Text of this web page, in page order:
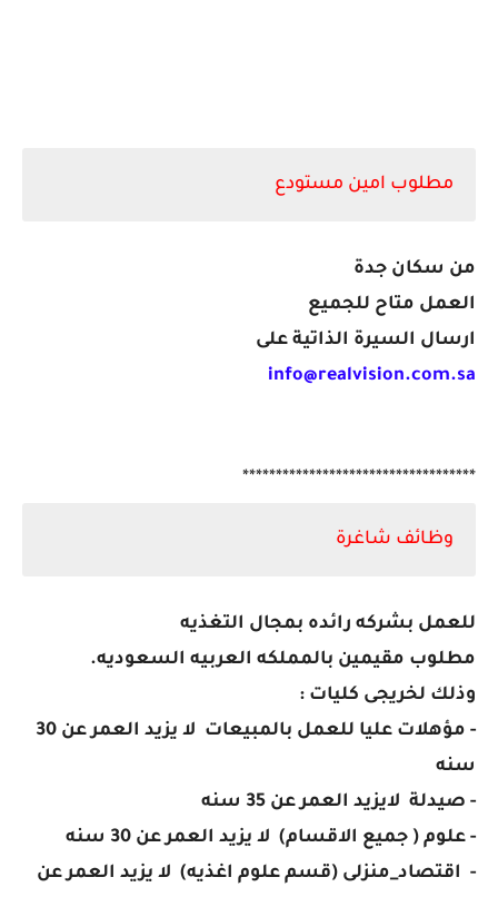
مطلوب امين مستودع
من سكان جدة
العمل متاح للجميع
ارسال السيرة الذاتية على
***********************************
وظائف شاغرة
للعمل بشركه رائده بمجال التغذيه
مطلوب مقيمين بالمملكه العربيه السعوديه.
وذلك لخريجى كليات :
- مؤهلات عليا للعمل بالمبيعات لا يزيد العمر عن 30
سنه
- صيدلة لايزيد العمر عن 35 سنه
- علوم ( جميع الاقسام) لا يزيد العمر عن 30 سنه
- اقتصاد_منزلى (قسم علوم اغذيه) لا يزيد العمر عن